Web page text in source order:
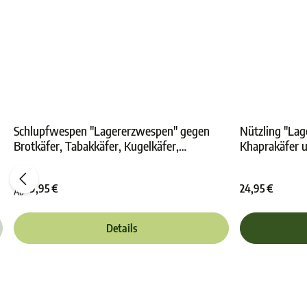
von 4.8 von 5 Sternen Durchschnittliche Bewertung von 4.8
Schlupfwespen "Lagererzwespen" gegen
Brotkäfer, Tabakkäfer, Kugelkäfer,
Ab19,95 €
Details
Nützling
Khaprakäfer
24,95 €